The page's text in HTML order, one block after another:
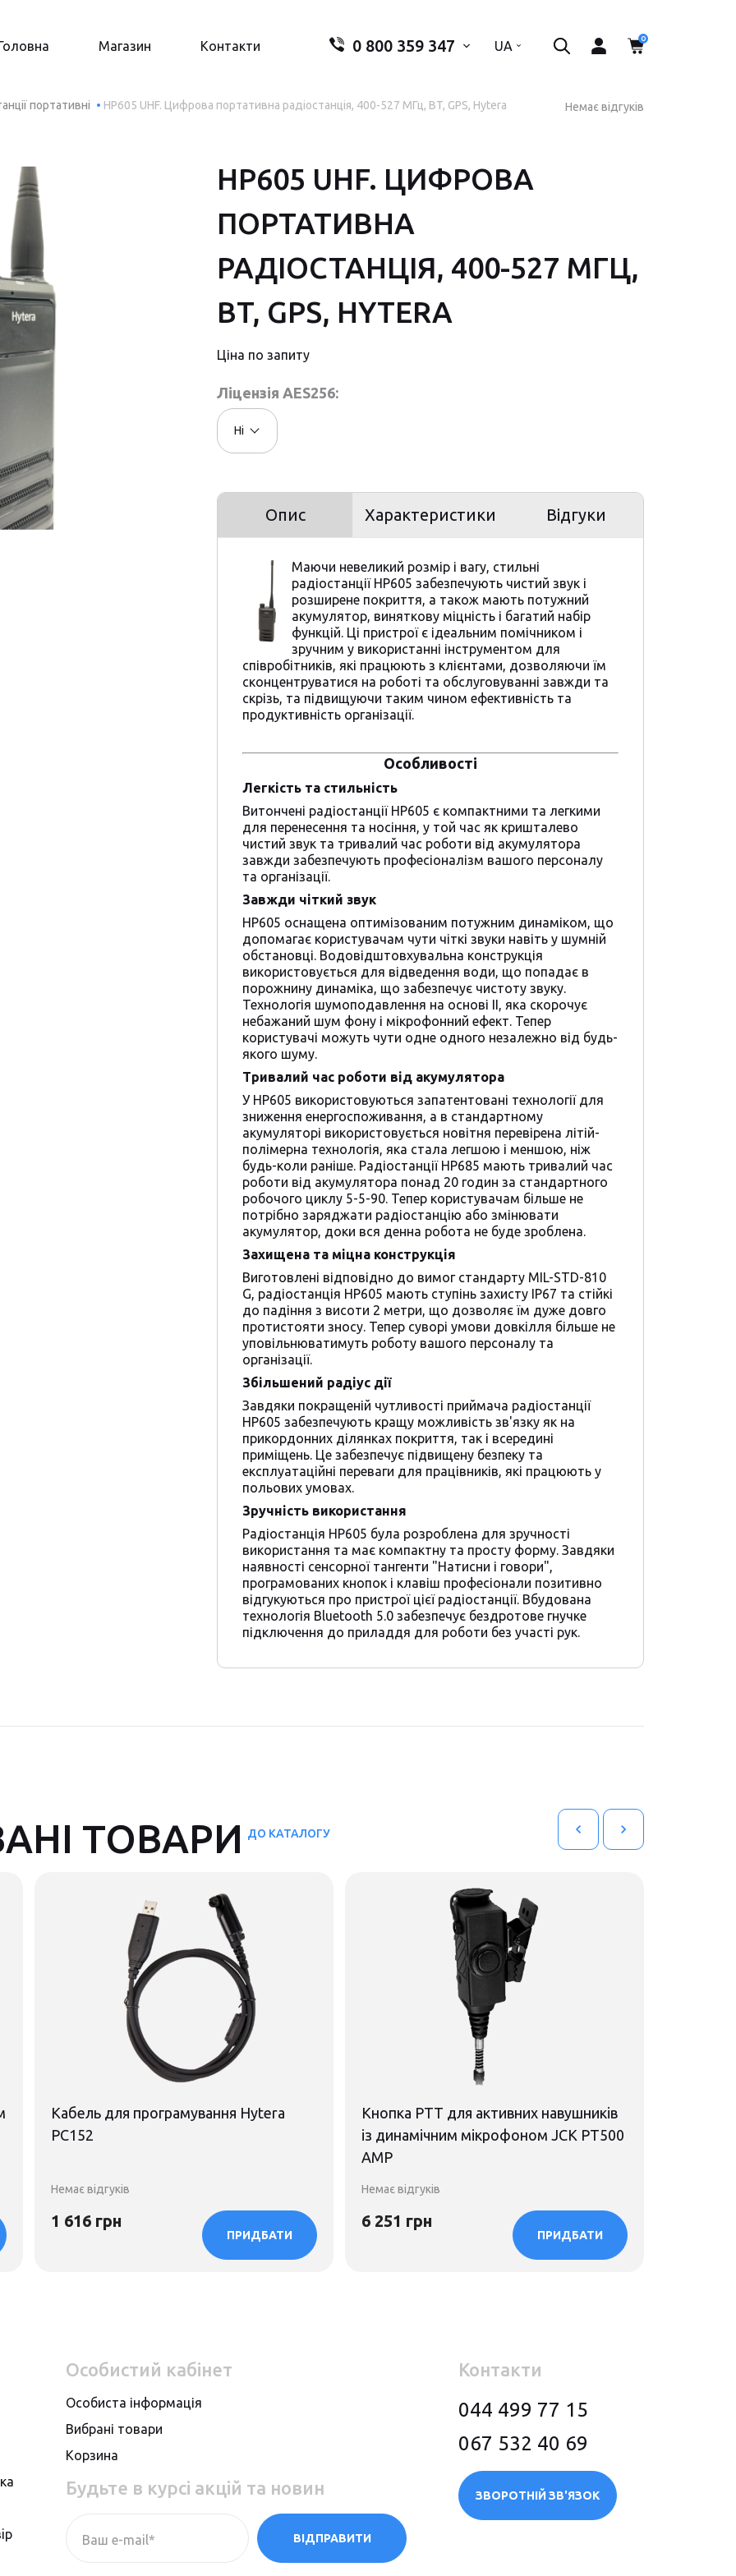
Магазин Контакти 0 800 359 347
Ваш телефон*
UA
Пошук... 0
портативні HP605 UHF. Цифрова портативна радіостанція, 400-527 МГц, BT, GPS, Hytera Немає відгуків
HP605 UHF. ЦИФРОВА
ПОРТАТИВНА
РАДІОСТАНЦІЯ, 400-527 МГЦ,
BT, GPS, HYTERA
Ціна по запиту
Ліцензія AES256:
Ні
Опис Характеристики Відгуки
Маючи невеликий розмір і вагу, стильні
радіостанції HP605 забезпечують чистий звук і
розширене покриття, а також мають потужний
акумулятор, виняткову міцність і багатий набір
функцій. Ці пристрої є ідеальним помічником і
зручним у використанні інструментом для
співробітників, які працюють з клієнтами, дозволяючи їм
сконцентруватися на роботі та обслуговуванні завжди та
скрізь, та підвищуючи таким чином ефективність та
продуктивність організації.
Особливості
Легкість та стильність
Витончені радіостанції HP605 є компактними та легкими
для перенесення та носіння, у той час як кришталево
чистий звук та тривалий час роботи від акумулятора
завжди забезпечують професіоналізм вашого персоналу
та організації.
Завжди чіткий звук
HP605 оснащена оптимізованим потужним динаміком, що
допомагає користувачам чути чіткі звуки навіть у шумній
обстановці. Водовідштовхувальна конструкція
використовується для відведення води, що попадає в
порожнину динаміка, що забезпечує чистоту звуку.
Технологія шумоподавлення на основі ІІ, яка скорочує
небажаний шум фону і мікрофонний ефект. Тепер
користувачі можуть чути одне одного незалежно від будь-
якого шуму.
Тривалий час роботи від акумулятора
У HP605 використовуються запатентовані технології для
зниження енергоспоживання, а в стандартному
акумуляторі використовується новітня перевірена літій-
полімерна технологія, яка стала легшою і меншою, ніж
будь-коли раніше. Радіостанції HP685 мають тривалий час
роботи від акумулятора понад 20 годин за стандартного
робочого циклу 5-5-90. Тепер користувачам більше не
потрібно заряджати радіостанцію або змінювати
акумулятор, доки вся денна робота не буде зроблена.
Захищена та міцна конструкція
Виготовлені відповідно до вимог стандарту MIL-STD-810
G, радіостанція HP605 мають ступінь захисту IP67 та стійкі
до падіння з висоти 2 метри, що дозволяє їм дуже довго
протистояти зносу. Тепер суворі умови довкілля більше не
уповільнюватимуть роботу вашого персоналу та
організації.
Збільшений радіус дії
Завдяки покращеній чутливості приймача радіостанції
HP605 забезпечують кращу можливість зв'язку як на
прикордонних ділянках покриття, так і всередині
приміщень. Це забезпечує підвищену безпеку та
експлуатаційні переваги для працівників, які працюють у
польових умовах.
Зручність використання
Радіостанція HP605 була розроблена для зручності
використання та має компактну та просту форму. Завдяки
наявності сенсорної тангенти "Натисни і говори",
програмованих кнопок і клавіш професіонали позитивно
відгукуються про пристрої цієї радіостанції. Вбудована
технологія Bluetooth 5.0 забезпечує бездротове гнучке
підключення до приладдя для роботи без участі рук.
ТОВАРИ ДО КАТАЛОГУ
Кабель для програмування Hytera
PC152
Немає відгуків
1 616 грн
ПРИДБАТИ
Кнопка РТТ для активних навушників
із динамічним мікрофоном JCK PT500
AMP
Немає відгуків
6 251 грн
ПРИДБАТИ
Особистий кабінет
Особиста інформація
Вибрані товари
Корзина
Будьте в курсі акцій та новин
Ваш e-mail* ВІДПРАВИТИ
Контакти
044 499 77 15
067 532 40 69
ЗВОРОТНІЙ ЗВ'ЯЗОК